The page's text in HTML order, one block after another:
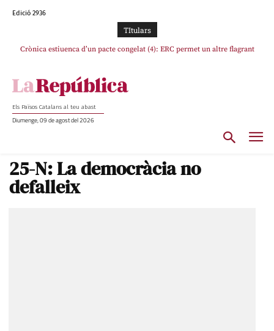
Edició 2936
TItulars
Crònica estiuenca d’un pacte congelat (4): ERC permet un altre flagrant
Rufián boicoteja l’estratègia d’acostament a Junts d’Oriol Junqueras
Els Països Catalans al teu abast
Diumenge, 09 de agost del 2026
25-N: La democràcia no
defalleix